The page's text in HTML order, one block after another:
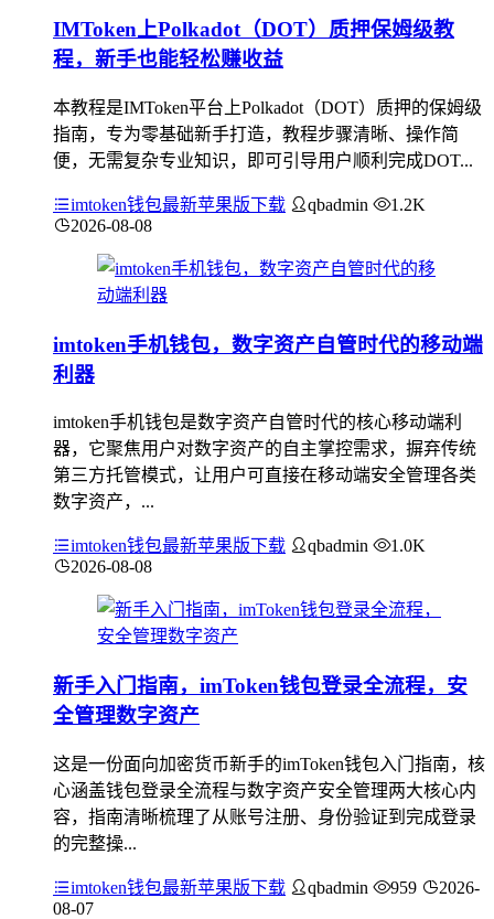
IMToken上Polkadot（DOT）质押保姆级教
程，新手也能轻松赚收益
本教程是IMToken平台上Polkadot（DOT）质押的保姆级
指南，专为零基础新手打造，教程步骤清晰、操作简
便，无需复杂专业知识，即可引导用户顺利完成DOT...
imtoken钱包最新苹果版下载 qbadmin
1.2K
2026-08-08
imtoken手机钱包，数字资产自管时代的移动端
利器
imtoken手机钱包是数字资产自管时代的核心移动端利
器，它聚焦用户对数字资产的自主掌控需求，摒弃传统
第三方托管模式，让用户可直接在移动端安全管理各类
数字资产，...
imtoken钱包最新苹果版下载 qbadmin
1.0K
2026-08-08
新手入门指南，imToken钱包登录全流程，安
全管理数字资产
这是一份面向加密货币新手的imToken钱包入门指南，核
心涵盖钱包登录全流程与数字资产安全管理两大核心内
容，指南清晰梳理了从账号注册、身份验证到完成登录
的完整操...
imtoken钱包最新苹果版下载 qbadmin 959
2026-
08-07